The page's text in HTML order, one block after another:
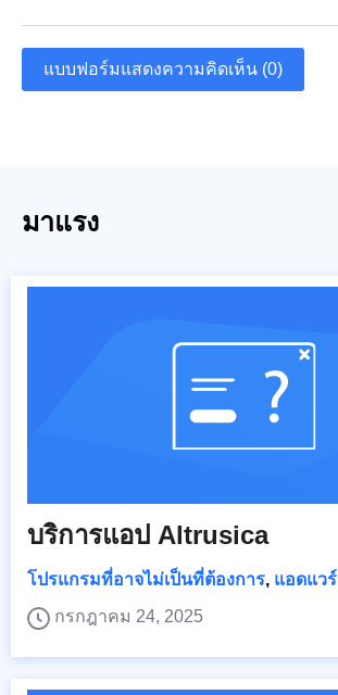
แบบฟอร์มแสดงความคิดเห็น (0)
มาแรง
บริการแอป Altrusica
โปรแกรมที่อาจไม่เป็นที่ต้องการ, แอดแวร์
กรกฎาคม 24, 2025